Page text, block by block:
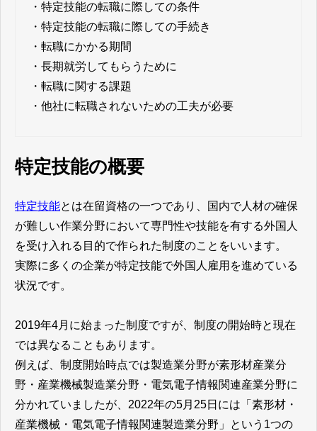
・ 特定技能の転職に際しての条件
・ 特定技能の転職に際しての手続き
・ 転職にかかる期間
・ 長期就労してもらうために
・ 転職に関する課題
・ 他社に転職されないための工夫が必要
特定技能の概要
特定技能とは在留資格の一つであり、国内で人材の確保
が難しい作業分野において専門性や技能を有する外国人
を受け入れる目的で作られた制度のことをいいます。
実際に多くの企業が特定技能で外国人雇用を進めている
状況です。
2019年4月に始まった制度ですが、制度の開始時と現在
では異なることもあります。
例えば、制度開始時点では製造業分野が素形材産業分
野・産業機械製造業分野・電気電子情報関連産業分野に
分かれていましたが、2022年の5月25日には「素形材・
産業機械・電気電子情報関連製造業分野」という1つの